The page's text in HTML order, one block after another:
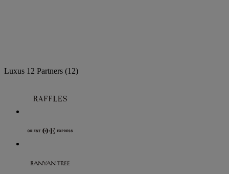
Luxus 12 Partners (12)